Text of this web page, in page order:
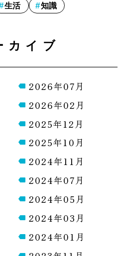
生活 知識
カイブ
2026年07月
2026年02月
2025年12月
2025年10月
2024年11月
2024年07月
2024年05月
2024年03月
2024年01月